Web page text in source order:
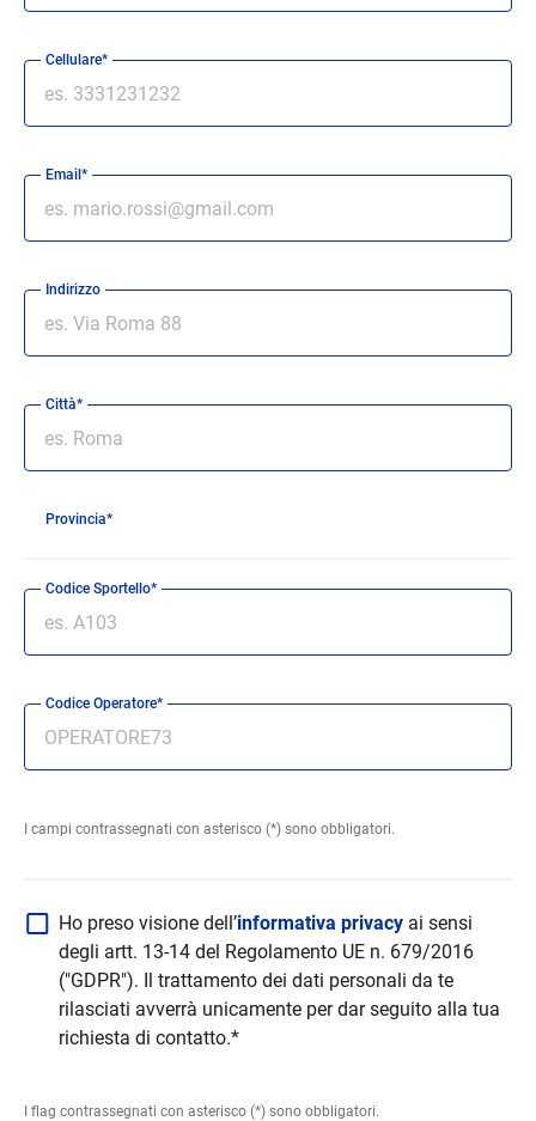
Cellulare*
Email*
Indirizzo
Città*
Provincia*
Codice Sportello*
Codice Operatore*
I campi contrassegnati con asterisco (*) sono obbligatori.
Ho preso visione dell’informativa privacy ai sensi
degli artt. 13-14 del Regolamento UE n. 679/2016
("GDPR"). Il trattamento dei dati personali da te
rilasciati avverrà unicamente per dar seguito alla tua
richiesta di contatto.*
I flag contrassegnati con asterisco (*) sono obbligatori.